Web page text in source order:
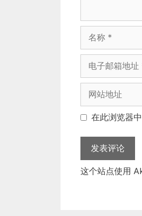
邮
址
地 在此浏览器
这个站点使用